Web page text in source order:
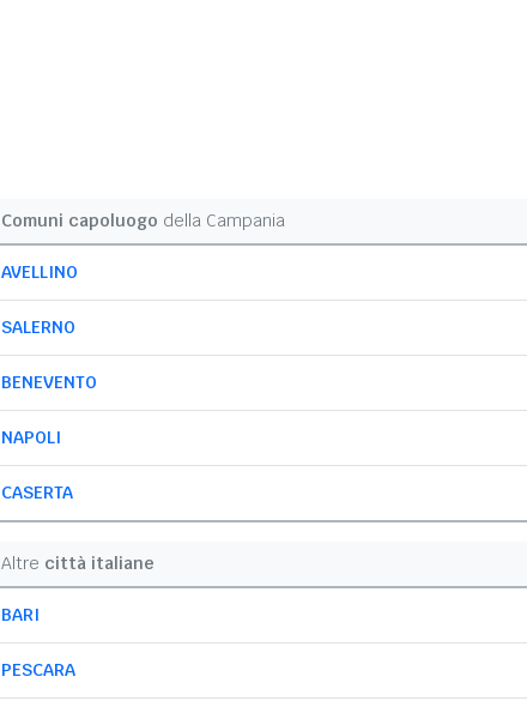
Comuni capoluogo della Campania
AVELLINO
SALERNO
BENEVENTO
NAPOLI
CASERTA
Altre città italiane
BARI
PESCARA